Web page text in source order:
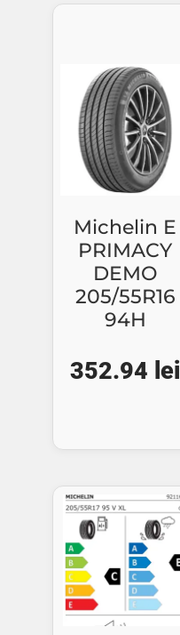
fost:
Michelin E
PRIMACY
DEMO
205/55R16
94H
352.94 lei